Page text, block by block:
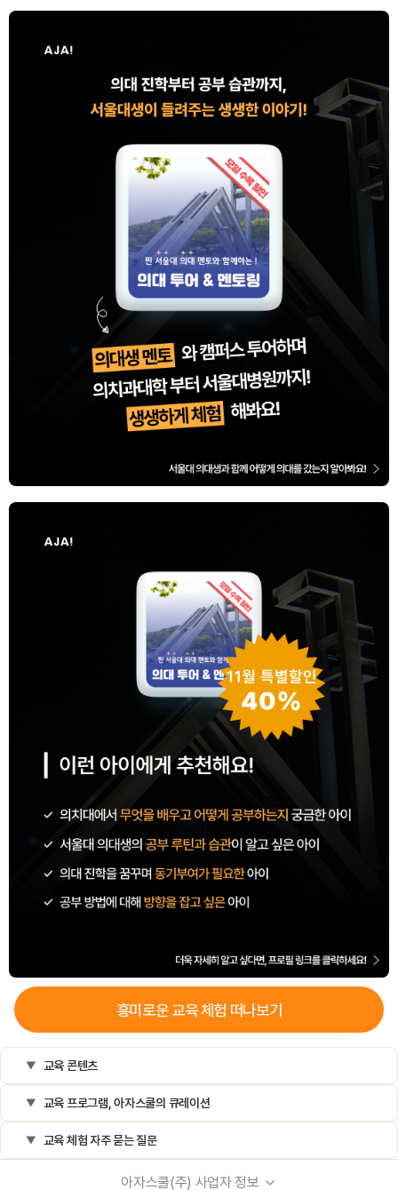
흥미로운교육체험 떠나보기
교육 콘텐츠
교육 프로그램, 아자스쿨의 큐레이션
교육 체험 자주 묻는 질문
아자스쿨(주) 사업자 정보